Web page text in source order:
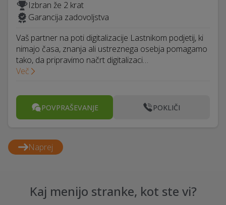
Izbran že 2 krat
Garancija zadovoljstva
Vaš partner na poti digitalizacije Lastnikom podjetij, ki
nimajo časa, znanja ali ustreznega osebja pomagamo
tako, da pripravimo načrt digitalizaci…
Več
POVPRAŠEVANJE POKLIČI
Naprej
Kaj menijo stranke, kot ste vi?